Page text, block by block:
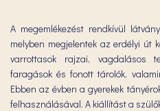
A megemlékezést rendkívül
melyben megjelentek az erdélyi út
varrottasok rajzai, vagdalásos
faragások és fonott tárolók,
Ebben az évben a gyerekek
felhasználásával. A kiállítást a